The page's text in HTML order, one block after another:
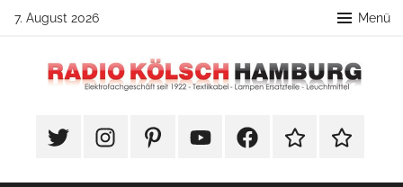
Zum
springen
7. August 2026 Menü
Radio
Lampenbau
#TwitterInstagramPinterestYouTubeFacebookTikTok Webshop